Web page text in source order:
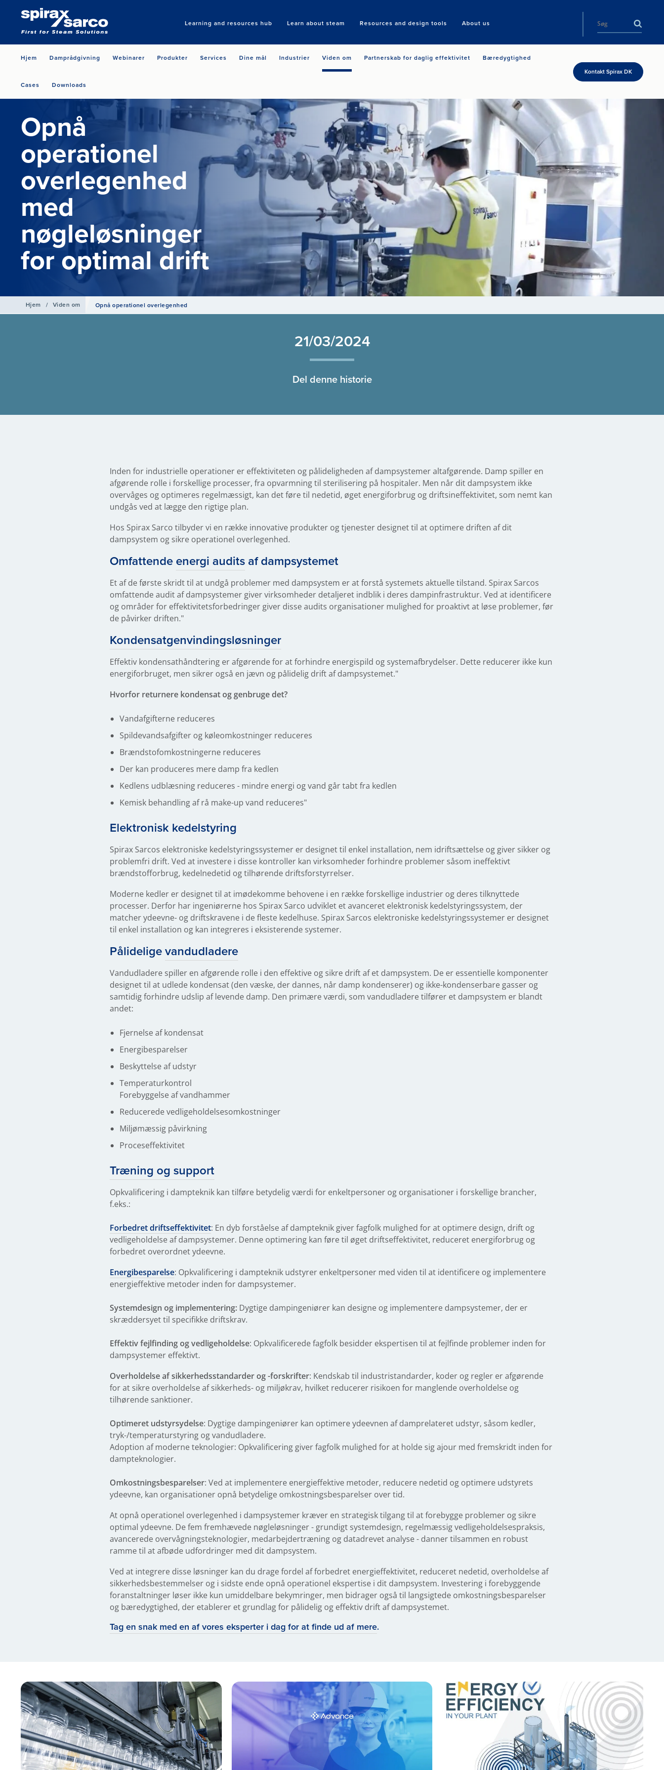
Learning and resources hub Learn about steam Resources and design tools About us
Search
Hjem Damprådgivning Webinarer Produkter Services Dine mål Industrier Viden om Partnerskab for daglig effektivitet Bæredygtighed
Cases Downloads
Kontakt Spirax DK
Opnå
operationel
overlegenhed
med
nøgleløsninger
for optimal drift
Hjem / Viden om Opnå operationel overlegenhed
21/03/2024
Del denne historie
Inden for industrielle operationer er effektiviteten og pålideligheden af dampsystemer altafgørende. Damp spiller en
afgørende rolle i forskellige processer, fra opvarmning til sterilisering på hospitaler. Men når dit dampsystem ikke
overvåges og optimeres regelmæssigt, kan det føre til nedetid, øget energiforbrug og driftsineffektivitet, som nemt kan
undgås ved at lægge den rigtige plan.
Hos Spirax Sarco tilbyder vi en række innovative produkter og tjenester designet til at optimere driften af dit
dampsystem og sikre operationel overlegenhed.
Omfattendeenergi auditsaf dampsystemet
Et af de første skridt til at undgå problemer med dampsystem er at forstå systemets aktuelle tilstand. Spirax Sarcos
omfattende audit af dampsystemer giver virksomheder detaljeret indblik i deres dampinfrastruktur. Ved at identificere
og områder for effektivitetsforbedringer giver disse audits organisationer mulighed for proaktivt at løse problemer, før
de påvirker driften."
Kondensatgenvindingsløsninger
Effektiv kondensathåndtering er afgørende for at forhindre energispild og systemafbrydelser. Dette reducerer ikke kun
energiforbruget, men sikrer også en jævn og pålidelig drift af dampsystemet."
Hvorfor returnere kondensat og genbruge det?
Vandafgifterne reduceres
Spildevandsafgifter og køleomkostninger reduceres
Brændstofomkostningerne reduceres
Der kan produceres mere damp fra kedlen
Kedlens udblæsning reduceres - mindre energi og vand går tabt fra kedlen
Kemisk behandling af rå make-up vand reduceres"
Elektronisk kedelstyring
Spirax Sarcos elektroniske kedelstyringssystemer er designet til enkel installation, nem idriftsættelse og giver sikker og
problemfri drift. Ved at investere i disse kontroller kan virksomheder forhindre problemer såsom ineffektivt
brændstofforbrug, kedelnedetid og tilhørende driftsforstyrrelser.
Moderne kedler er designet til at imødekomme behovene i en række forskellige industrier og deres tilknyttede
processer. Derfor har ingeniørerne hos Spirax Sarco udviklet et avanceret elektronisk kedelstyringssystem, der
matcher ydeevne- og driftskravene i de fleste kedelhuse. Spirax Sarcos elektroniske kedelstyringssystemer er designet
til enkel installation og kan integreres i eksisterende systemer.
Pålideligevandudladere
Vandudladere spiller en afgørende rolle i den effektive og sikre drift af et dampsystem. De er essentielle komponenter
designet til at udlede kondensat (den væske, der dannes, når damp kondenserer) og ikke-kondenserbare gasser og
samtidig forhindre udslip af levende damp. Den primære værdi, som vandudladere tilfører et dampsystem er blandt
andet:
Fjernelse af kondensat
Energibesparelser
Beskyttelse af udstyr
Temperaturkontrol
Forebyggelse af vandhammer
Reducerede vedligeholdelsesomkostninger
Miljømæssig påvirkning
Proceseffektivitet
Træning og support
Opkvalificering i dampteknik kan tilføre betydelig værdi for enkeltpersoner og organisationer i forskellige brancher,
f.eks.:
Forbedret driftseffektivitet: En dyb forståelse af dampteknik giver fagfolk mulighed for at optimere design, drift og
vedligeholdelse af dampsystemer. Denne optimering kan føre til øget driftseffektivitet, reduceret energiforbrug og
forbedret overordnet ydeevne.
Energibesparelse: Opkvalificering i dampteknik udstyrer enkeltpersoner med viden til at identificere og implementere
energieffektive metoder inden for dampsystemer.
Systemdesign og implementering: Dygtige dampingeniører kan designe og implementere dampsystemer, der er
skræddersyet til specifikke driftskrav.
Effektiv fejlfinding og vedligeholdelse: Opkvalificerede fagfolk besidder ekspertisen til at fejlfinde problemer inden for
dampsystemer effektivt.
Overholdelse af sikkerhedsstandarder og -forskrifter: Kendskab til industristandarder, koder og regler er afgørende
for at sikre overholdelse af sikkerheds- og miljøkrav, hvilket reducerer risikoen for manglende overholdelse og
tilhørende sanktioner.
Optimeret udstyrsydelse: Dygtige dampingeniører kan optimere ydeevnen af damprelateret udstyr, såsom kedler,
tryk-/temperaturstyring og vandudladere.
Adoption af moderne teknologier: Opkvalificering giver fagfolk mulighed for at holde sig ajour med fremskridt inden for
dampteknologier.
Omkostningsbesparelser: Ved at implementere energieffektive metoder, reducere nedetid og optimere udstyrets
ydeevne, kan organisationer opnå betydelige omkostningsbesparelser over tid.
At opnå operationel overlegenhed i dampsystemer kræver en strategisk tilgang til at forebygge problemer og sikre
optimal ydeevne. De fem fremhævede nøgleløsninger - grundigt systemdesign, regelmæssig vedligeholdelsespraksis,
avancerede overvågningsteknologier, medarbejdertræning og datadrevet analyse - danner tilsammen en robust
ramme til at afbøde udfordringer med dit dampsystem.
Ved at integrere disse løsninger kan du drage fordel af forbedret energieffektivitet, reduceret nedetid, overholdelse af
sikkerhedsbestemmelser og i sidste ende opnå operationel ekspertise i dit dampsystem. Investering i forebyggende
foranstaltninger løser ikke kun umiddelbare bekymringer, men bidrager også til langsigtede omkostningsbesparelser
og bæredygtighed, der etablerer et grundlag for pålidelig og effektiv drift af dampsystemet.
Tag en snak med en af vores eksperter i dag for at finde ud af mere.